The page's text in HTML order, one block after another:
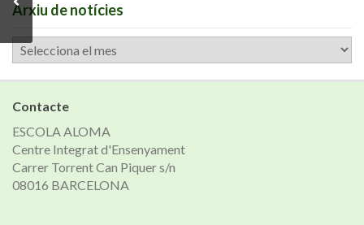
Arxiu de notícies
Arxiu
de
notícies
Contacte
ESCOLA ALOMA
Centre Integrat d'Ensenyament
Carrer Torrent Can Piquer s/n
08016 BARCELONA